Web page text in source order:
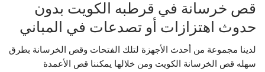
قص خرسانة في قرطبه الكويت بدون
حدوث اهتزازات أو تصدعات في المباني
لدينا مجموعة من أحدث الأجهزة لتلك الفتحات وقص الخرسانة بطرق
سهله قص الخرسانة الكويت ومن خلالها يمكننا قص الأعمدة